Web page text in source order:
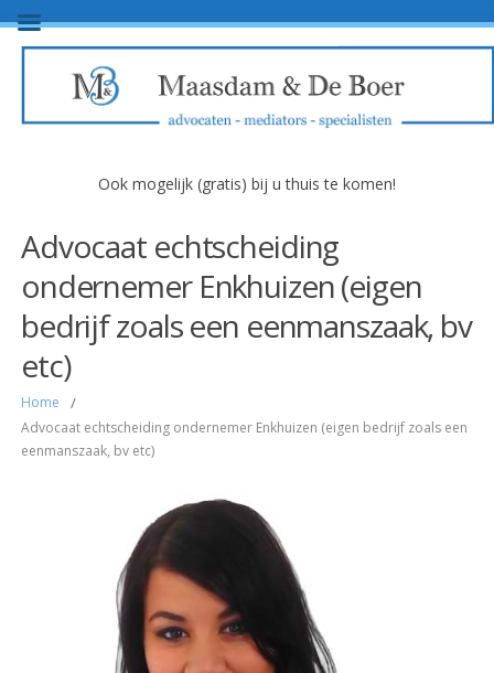
Ook mogelijk (gratis) bij u thuis te komen!
Advocaat echtscheiding
ondernemer Enkhuizen (eigen
bedrijf zoals een eenmanszaak, bv
etc)
Home /
Advocaat echtscheiding ondernemer Enkhuizen (eigen bedrijf zoals een
eenmanszaak, bv etc)